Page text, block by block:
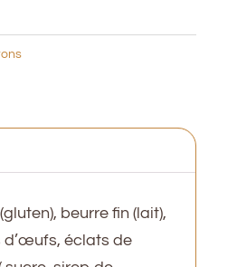
beurre fin (lait),
d’œufs, éclats de